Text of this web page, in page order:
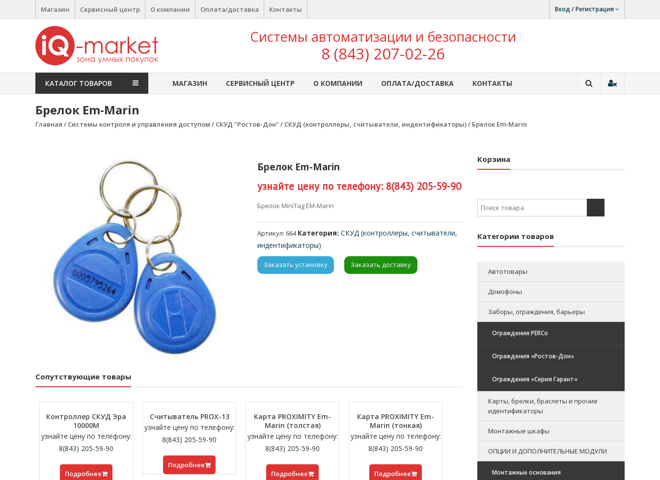
Перейти к содержимому
Магазин Сервисный центр О компании Оплата/доставка Контакты Вход / Регистрация
IQ Market
зона умных покупок
Системы автоматизации и безопасности
8 (843) 207-02-26
КАТАЛОГ ТОВАРОВ МАГАЗИН СЕРВИСНЫЙ ЦЕНТР О КОМПАНИИ ОПЛАТА/ДОСТАВКА КОНТАКТЫ
Брелок Em-Marin
Главная / Системы контроля и управления доступом / СКУД "Ростов-Дон" / СКУД (контроллеры, считыватели, индентификаторы)/ Брелок Em-Marin
Брелок Em-Marin
узнайте цену по телефону: 8(843) 205-59-90
Брелок MiniTag ЕМ-Marin
Артикул: 664Категория:СКУД (контроллеры, считыватели,
индентификаторы)
Заказать установку Заказать доставку
Сопутствующие товары
Контроллер СКУД Эра
10000М
узнайте цену по телефону:
8(843) 205-59-90
Подробнее
Считыватель PROX-13
узнайте цену по телефону:
8(843) 205-59-90
Подробнее
Карта PROXIMITY Em-
Marin (толстая)
узнайте цену по телефону:
8(843) 205-59-90
Подробнее
Карта PROXIMITY Em-
Marin (тонкая)
узнайте цену по телефону:
8(843) 205-59-90
Подробнее
Корзина
Search for:
Категории товаров
Автотовары
Домофоны
Заборы, ограждения, барьеры
Ограждения PERCo
Ограждения «Ростов-Дон»
Ограждения «Серия Гарант»
Карты, брелки, браслеты и прочие
идентификаторы
Монтажные шкафы
ОПЦИИ И ДОПОЛНИТЕЛЬНЫЕ МОДУЛИ
Монтажные основания